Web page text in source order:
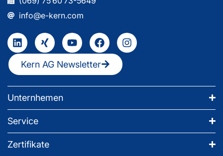
info@e-kern.com
Kern AG Newsletter
Unternhemen
Service
Zertifikate